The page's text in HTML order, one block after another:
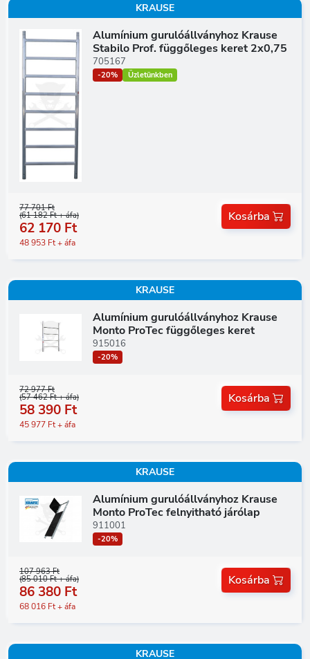
KRAUSE
Alumínium gurulóállványhoz Krause
Stabilo Prof. függőleges keret 2x0,75
705167
-20% Üzletünkben
77 701 Ft
(61 182 Ft + áfa)
62 170 Ft
48 953 Ft + áfa
Kosárba
KRAUSE
Alumínium gurulóállványhoz Krause
Monto ProTec függőleges keret
915016
-20%
72 977 Ft
(57 462 Ft + áfa)
58 390 Ft
45 977 Ft + áfa
Kosárba
KRAUSE
Alumínium gurulóállványhoz Krause
Monto ProTec felnyitható járólap
911001
-20%
107 963 Ft
(85 010 Ft + áfa)
86 380 Ft
68 016 Ft + áfa
Kosárba
KRAUSE